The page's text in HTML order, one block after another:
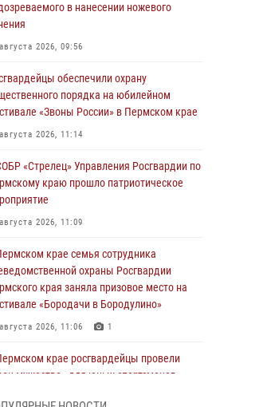
в нанесении ножевого
2026, 09:56
обеспечили охрану
порядка на юбилейном
«Звоны России» в Пермском крае
2026, 11:14
«Стрелец» Управления Росгвардии по
краю прошло патриотическое
2026, 11:09
крае семья сотрудника
охраны Росгвардии
края заняла призовое место на
«Бородачи в Бородулино»
2026, 11:06 1
крае росгвардейцы провели
мужества» для юных спортсменов